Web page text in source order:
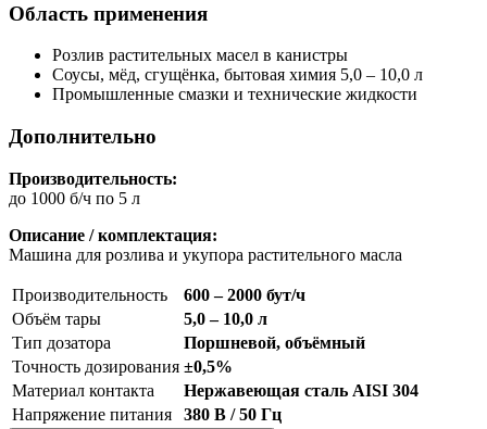
Область применения
Розлив растительных масел в канистры
Соусы, мёд, сгущёнка, бытовая химия 5,0 – 10,0 л
Промышленные смазки и технические жидкости
Дополнительно
Производительность:
до 1000 б/ч по 5 л
Описание / комплектация:
Машина для розлива и укупора растительного масла
Производительность
600 – 2000 бут/ч
Объём тары
5,0 – 10,0 л
Тип дозатора
Поршневой, объёмный
Точность дозирования ±0,5%
Материал контакта
Нержавеющая сталь AISI 304
Напряжение питания
380 В / 50 Гц